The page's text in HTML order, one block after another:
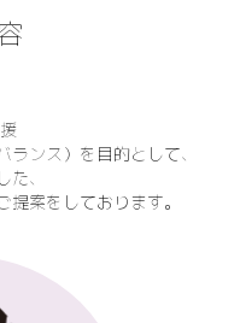
ランス）を目的として、
、
案をしております。